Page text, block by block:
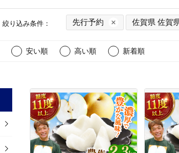
絞り込み条件： 先行予約 佐賀県 佐賀
安い順 高い順 新着順